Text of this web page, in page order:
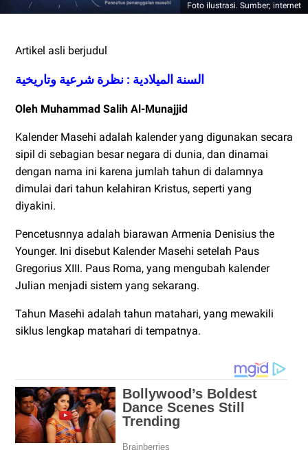
Foto ilustrasi. Sumber; internet
Artikel asli berjudul
السنة الميلادية : نظرة شرعية وتاريخية
Oleh Muhammad Salih Al-Munajjid
Kalender Masehi adalah kalender yang digunakan secara
sipil di sebagian besar negara di dunia, dan dinamai
dengan nama ini karena jumlah tahun di dalamnya
dimulai dari tahun kelahiran Kristus, seperti yang
diyakini.
Pencetusnnya adalah biarawan Armenia Denisius the
Younger. Ini disebut Kalender Masehi setelah Paus
Gregorius XIII. Paus Roma, yang mengubah kalender
Julian menjadi sistem yang sekarang.
Tahun Masehi adalah tahun matahari, yang mewakili
siklus lengkap matahari di tempatnya.